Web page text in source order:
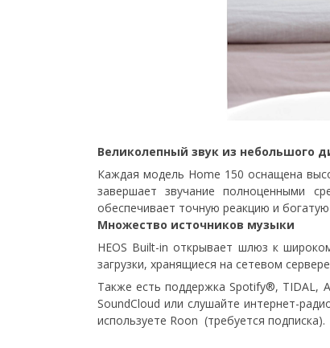
Великолепный звук из небольшого
Каждая модель Home 150 оснащена
завершает звучание полноценными
обеспечивает точную реакцию и
Множество источников музыки
HEOS Built-in открывает шлюз к
загрузки, хранящиеся на сетевом
Также есть поддержка Spotify®, TIDAL,
SoundCloud или слушайте интернет-
используете Roon (требуется подписка).